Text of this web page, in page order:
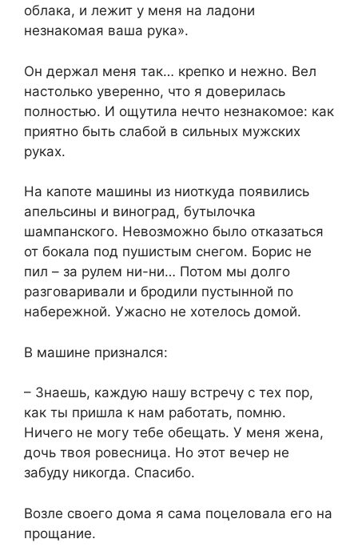
облака, и лежит у меня на ладони
незнакомая ваша рука».
Он держал меня так… крепко и нежно. Вел
настолько уверенно, что я доверилась
полностью. И ощутила нечто незнакомое: как
приятно быть слабой в сильных мужских
руках.
На капоте машины из ниоткуда появились
апельсины и виноград, бутылочка
шампанского. Невозможно было отказаться
от бокала под пушистым снегом. Борис не
пил – за рулем ни-ни… Потом мы долго
разговаривали и бродили пустынной по
набережной. Ужасно не хотелось домой.
В машине признался:
– Знаешь, каждую нашу встречу с тех пор,
как ты пришла к нам работать, помню.
Ничего не могу тебе обещать. У меня жена,
дочь твоя ровесница. Но этот вечер не
забуду никогда. Спасибо.
Возле своего дома я сама поцеловала его на
прощание.